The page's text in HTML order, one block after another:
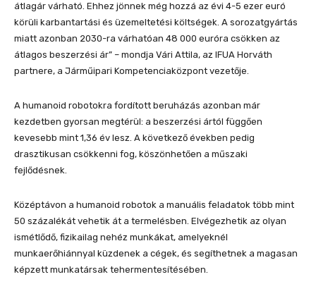
átlagár várható. Ehhez jönnek még hozzá az évi 4-5 ezer euró
körüli karbantartási és üzemeltetési költségek. A sorozatgyártás
miatt azonban 2030-ra várhatóan 48 000 euróra csökken az
átlagos beszerzési ár” – mondja Vári Attila, az IFUA Horváth
partnere, a Járműipari Kompetenciaközpont vezetője.
A humanoid robotokra fordított beruházás azonban már
kezdetben gyorsan megtérül: a beszerzési ártól függően
kevesebb mint 1,36 év lesz. A következő években pedig
drasztikusan csökkenni fog, köszönhetően a műszaki
fejlődésnek.
Középtávon a humanoid robotok a manuális feladatok több mint
50 százalékát vehetik át a termelésben. Elvégezhetik az olyan
ismétlődő, fizikailag nehéz munkákat, amelyeknél
munkaerőhiánnyal küzdenek a cégek, és segíthetnek a magasan
képzett munkatársak tehermentesítésében.